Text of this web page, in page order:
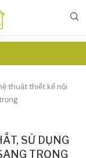
thuật thiết kế nội
SỬ DỤNG
TRỌNG